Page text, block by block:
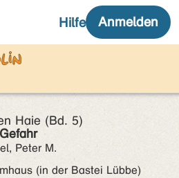
Haie (Bd. 5)
Peter M.
(in der Bastei Lübbe)